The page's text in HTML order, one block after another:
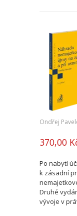
Ondřej
370,00
Po nabytí
k zásadní
Druhé
vývoje v